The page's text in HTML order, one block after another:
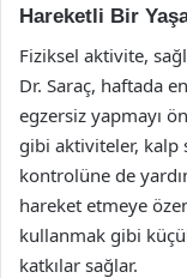
Hareketli Bir
Fiziksel aktivite,
Dr. Saraç, haftada
egzersiz yapmayı
gibi aktiviteler, kalp
kontrolüne de
hareket etmeye
kullanmak gibi
katkılar sağlar.